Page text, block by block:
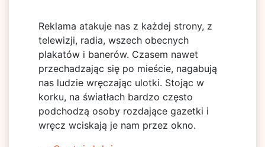
Reklama atakuje nas z każdej strony, z
telewizji, radia, wszech obecnych
plakatów i banerów. Czasem nawet
przechadzając się po mieście, nagabują
nas ludzie wręczając ulotki. Stojąc w
korku, na światłach bardzo często
podchodzą osoby rozdające gazetki i
wręcz wciskają je nam przez okno.